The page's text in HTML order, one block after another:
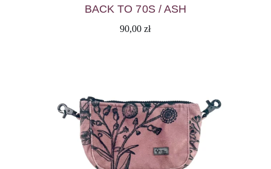
BACK TO 70S / ASH
90,00zł